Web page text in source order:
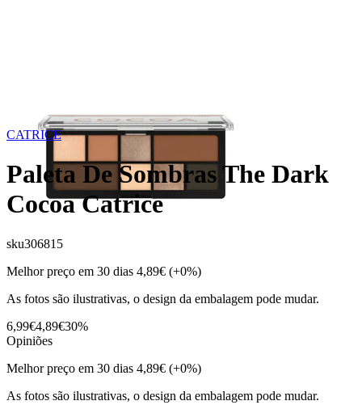
CATRICE
Paleta De Sombras The Dark
Cocoa Catrice
sku306815
Melhor preço em 30 dias 4,89€ (+0%)
As fotos são ilustrativas, o design da embalagem pode mudar.
6,99€4,89€30%
Opiniões
Melhor preço em 30 dias 4,89€ (+0%)
As fotos são ilustrativas, o design da embalagem pode mudar.